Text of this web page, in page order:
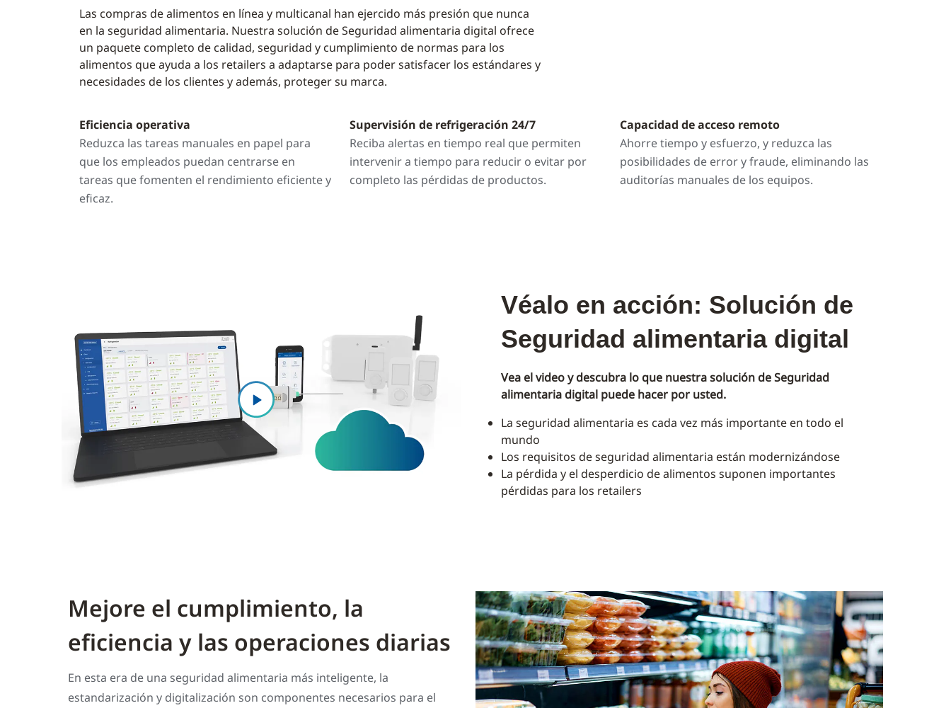
Las compras de alimentos en línea y multicanal han ejercido más presión que nunca
en la seguridad alimentaria. Nuestra solución de Seguridad alimentaria digital ofrece
un paquete completo de calidad, seguridad y cumplimiento de normas para los
alimentos que ayuda a los retailers a adaptarse para poder satisfacer los estándares y
necesidades de los clientes y además, proteger su marca.
Eficiencia operativa
Reduzca las tareas manuales en papel para
que los empleados puedan centrarse en
tareas que fomenten el rendimiento eficiente y
eficaz.
Supervisión de refrigeración 24/7
Reciba alertas en tiempo real que permiten
intervenir a tiempo para reducir o evitar por
completo las pérdidas de productos.
Capacidad de acceso remoto
Ahorre tiempo y esfuerzo, y reduzca las
posibilidades de error y fraude, eliminando las
auditorías manuales de los equipos.
Véalo en acción: Solución de
Seguridad alimentaria digital
Vea el video y descubra lo que nuestra solución de Seguridad
alimentaria digital puede hacer por usted.
La seguridad alimentaria es cada vez más importante en todo el
mundo
Los requisitos de seguridad alimentaria están modernizándose
La pérdida y el desperdicio de alimentos suponen importantes
pérdidas para los retailers
Mejore el cumplimiento, la
eficiencia y las operaciones diarias
En esta era de una seguridad alimentaria más inteligente, la
estandarización y digitalización son componentes necesarios para el